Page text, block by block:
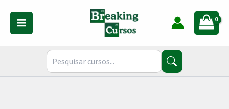
conteúdo